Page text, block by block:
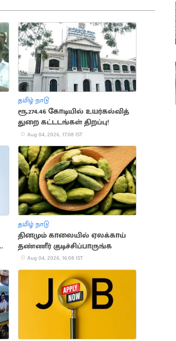
தமிழ் நாடு
ரூ.274.46 கோடியில் உயர்கல்வித்
துறை கட்டடங்கள் திறப்பு!
Aug 04, 2026, 17:08 IST
தமிழ் நாடு
தினமும் காலையில் ஏலக்காய்
தண்ணீர் குடிச்சிப்பாருங்க
Aug 04, 2026, 16:08 IST